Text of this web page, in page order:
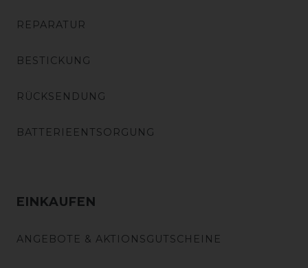
REPARATUR
BESTICKUNG
RÜCKSENDUNG
BATTERIEENTSORGUNG
EINKAUFEN
ANGEBOTE & AKTIONSGUTSCHEINE